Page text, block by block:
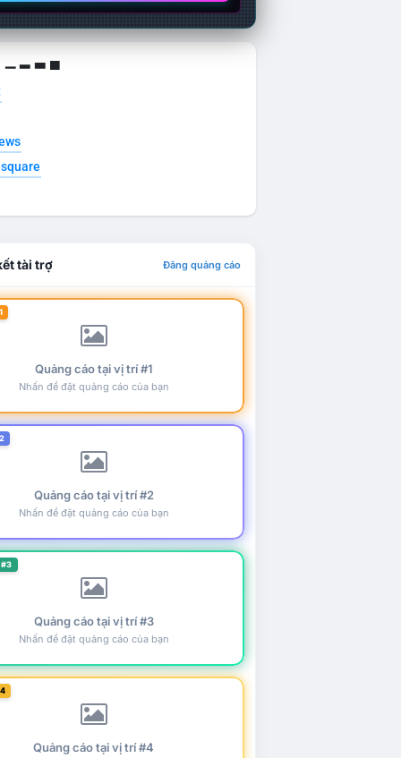
▁ ▂ ▃ ▄
tài trợ Đăng quảng cáo
Quảng cáo tại vị trí #1
Nhấn để đặt quảng cáo của bạn
Quảng cáo tại vị trí #2
Nhấn để đặt quảng cáo của bạn
Quảng cáo tại vị trí #3
Nhấn để đặt quảng cáo của bạn
Quảng cáo tại vị trí #4